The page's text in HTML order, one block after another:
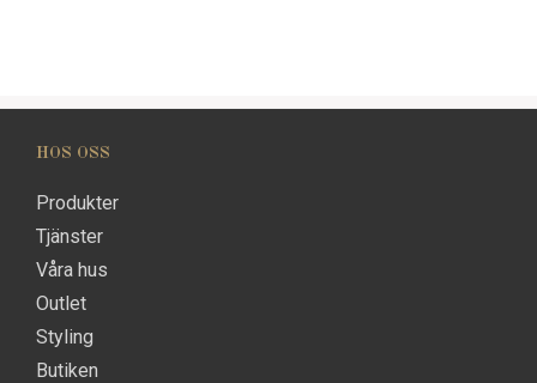
HOS OSS
Produkter
Tjänster
Våra hus
Outlet
Styling
Butiken